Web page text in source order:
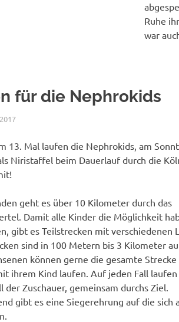
Ruhe
war
für die Nephrokids
13. Mal laufen die Nephrokids, am
Niristaffel beim Dauerlauf durch die
geht es über 10 Kilometer durch das
Damit alle Kinder die Möglichkeit
gibt es Teilstrecken mit verschiedenen
sind in 100 Metern bis 3 Kilometer
können gerne die gesamte Strecke
ihrem Kind laufen. Auf jeden Fall
der Zuschauer, gemeinsam durchs Ziel.
gibt es eine Siegerehrung auf die sich